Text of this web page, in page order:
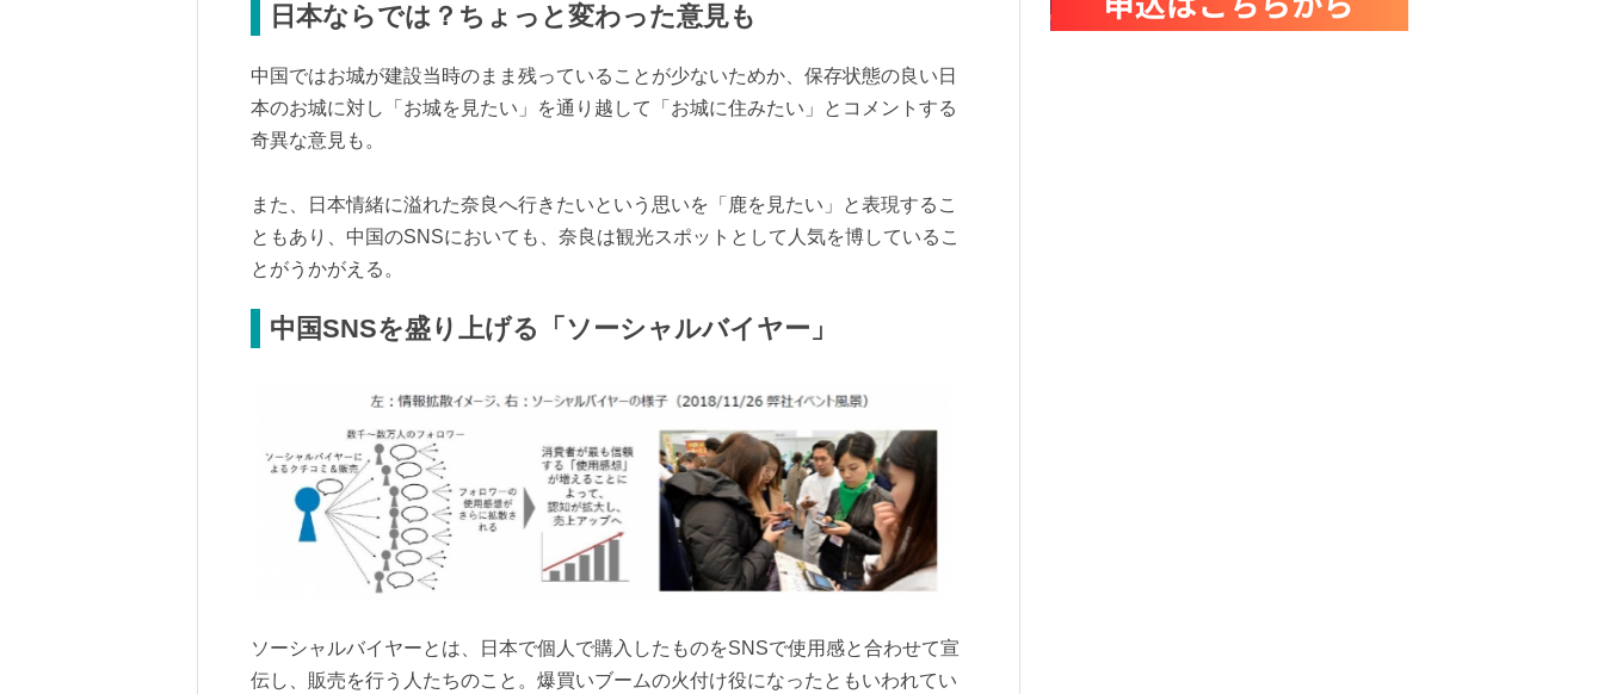
日本ならでは？ちょっと変わった意見も
中国ではお城が建設当時のまま残っていることが少ないためか、保存状態の良い日
本のお城に対し「お城を見たい」を通り越して「お城に住みたい」とコメントする
奇異な意見も。
また、日本情緒に溢れた奈良へ行きたいという思いを「鹿を見たい」と表現するこ
ともあり、中国のSNSにおいても、奈良は観光スポットとして人気を博しているこ
とがうかがえる。
中国SNSを盛り上げる「ソーシャルバイヤー」
ソーシャルバイヤーとは、日本で個人で購入したものをSNSで使用感と合わせて宣
伝し、販売を行う人たちのこと。爆買いブームの火付け役になったともいわれてい